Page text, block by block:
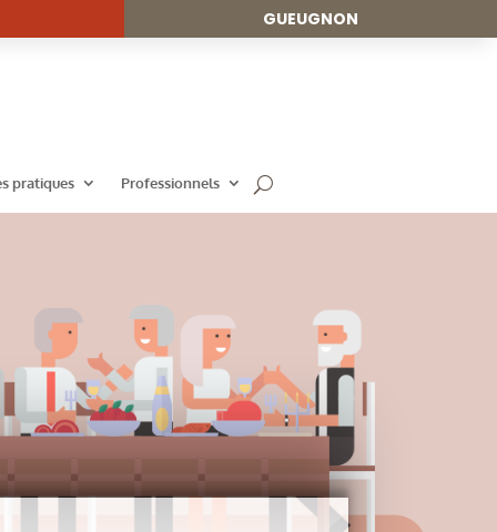
GUEUGNON
pratiques Professionnels